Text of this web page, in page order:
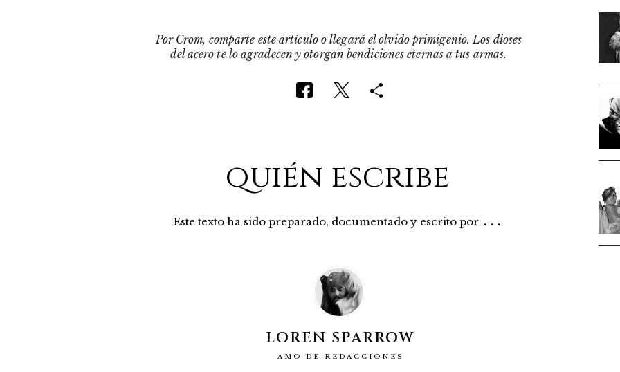
Por Crom, comparte este artículo o llegará el olvido primigenio. Los dioses
del acero te lo agradecen y otorgan bendiciones eternas a tus armas.
quién escribe
Este texto ha sido preparado, documentado y escrito por ...
LOREN SPARROW
AMO DE REDACCIONES